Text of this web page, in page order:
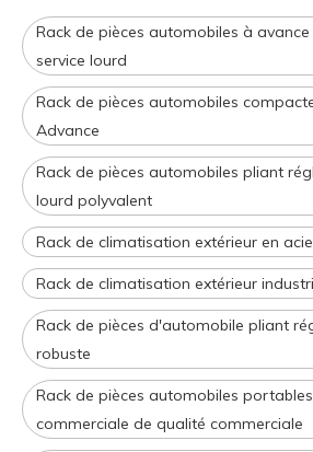
Rack de pièces automobiles à
service lourd
Rack de pièces automobiles
Advance
Rack de pièces automobiles pliant
lourd polyvalent
Rack de climatisation extérieur en
Rack de climatisation extérieur
Rack de pièces d'automobile pliant
robuste
Rack de pièces automobiles
commerciale de qualité commerciale